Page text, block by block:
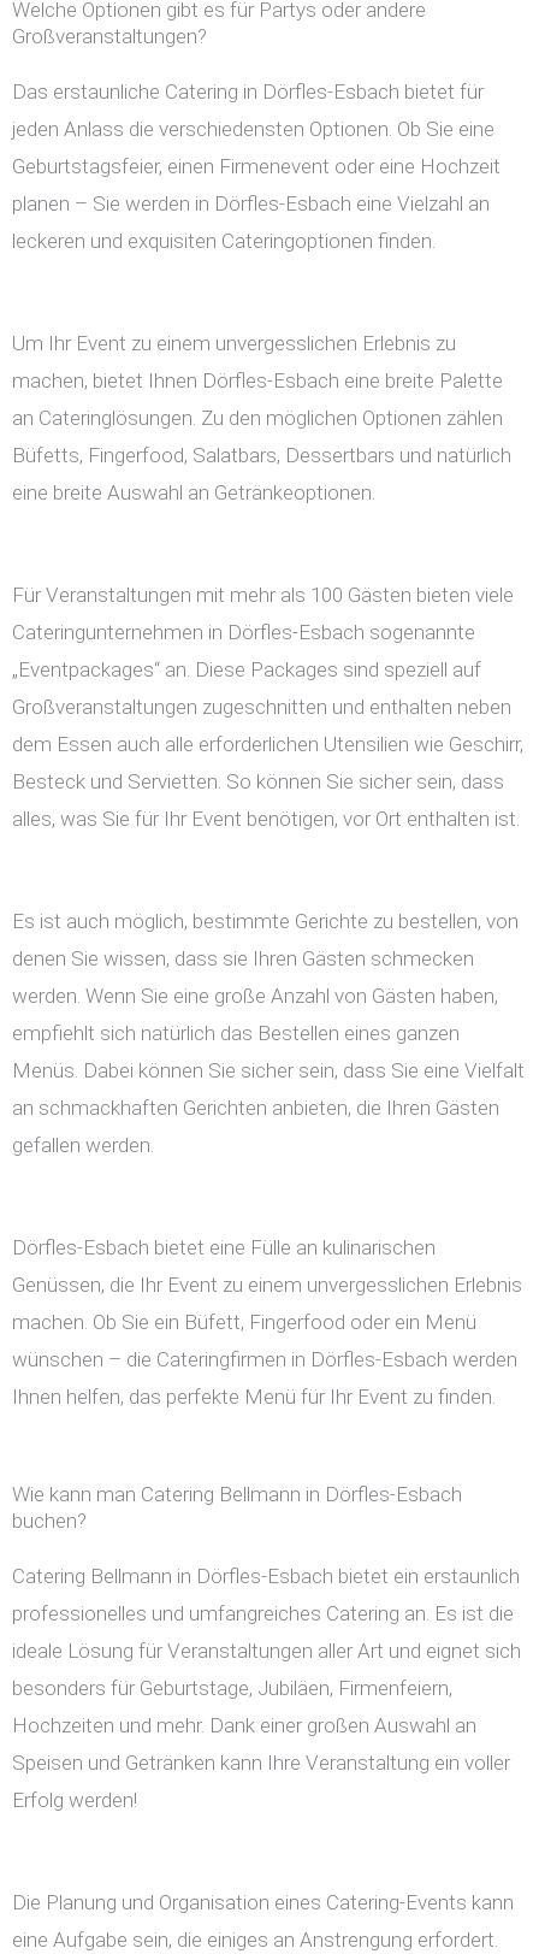
Welche Optionen gibt es für Partys oder andere
Großveranstaltungen?
Das erstaunliche Catering in Dörfles-Esbach bietet für
jeden Anlass die verschiedensten Optionen. Ob Sie eine
Geburtstagsfeier, einen Firmenevent oder eine Hochzeit
planen – Sie werden in Dörfles-Esbach eine Vielzahl an
leckeren und exquisiten Cateringoptionen finden.
Um Ihr Event zu einem unvergesslichen Erlebnis zu
machen, bietet Ihnen Dörfles-Esbach eine breite Palette
an Cateringlösungen. Zu den möglichen Optionen zählen
Büfetts, Fingerfood, Salatbars, Dessertbars und natürlich
eine breite Auswahl an Getränkeoptionen.
Für Veranstaltungen mit mehr als 100 Gästen bieten viele
Cateringunternehmen in Dörfles-Esbach sogenannte
„Eventpackages“ an. Diese Packages sind speziell auf
Großveranstaltungen zugeschnitten und enthalten neben
dem Essen auch alle erforderlichen Utensilien wie Geschirr,
Besteck und Servietten. So können Sie sicher sein, dass
alles, was Sie für Ihr Event benötigen, vor Ort enthalten ist.
Es ist auch möglich, bestimmte Gerichte zu bestellen, von
denen Sie wissen, dass sie Ihren Gästen schmecken
werden. Wenn Sie eine große Anzahl von Gästen haben,
empfiehlt sich natürlich das Bestellen eines ganzen
Menüs. Dabei können Sie sicher sein, dass Sie eine Vielfalt
an schmackhaften Gerichten anbieten, die Ihren Gästen
gefallen werden.
Dörfles-Esbach bietet eine Fülle an kulinarischen
Genüssen, die Ihr Event zu einem unvergesslichen Erlebnis
machen. Ob Sie ein Büfett, Fingerfood oder ein Menü
wünschen – die Cateringfirmen in Dörfles-Esbach werden
Ihnen helfen, das perfekte Menü für Ihr Event zu finden.
Wie kann man Catering Bellmann in Dörfles-Esbach
buchen?
Catering Bellmann in Dörfles-Esbach bietet ein erstaunlich
professionelles und umfangreiches Catering an. Es ist die
ideale Lösung für Veranstaltungen aller Art und eignet sich
besonders für Geburtstage, Jubiläen, Firmenfeiern,
Hochzeiten und mehr. Dank einer großen Auswahl an
Speisen und Getränken kann Ihre Veranstaltung ein voller
Erfolg werden!
Die Planung und Organisation eines Catering-Events kann
eine Aufgabe sein, die einiges an Anstrengung erfordert.